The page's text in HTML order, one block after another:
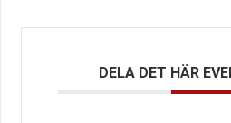
DELA DET HÄR